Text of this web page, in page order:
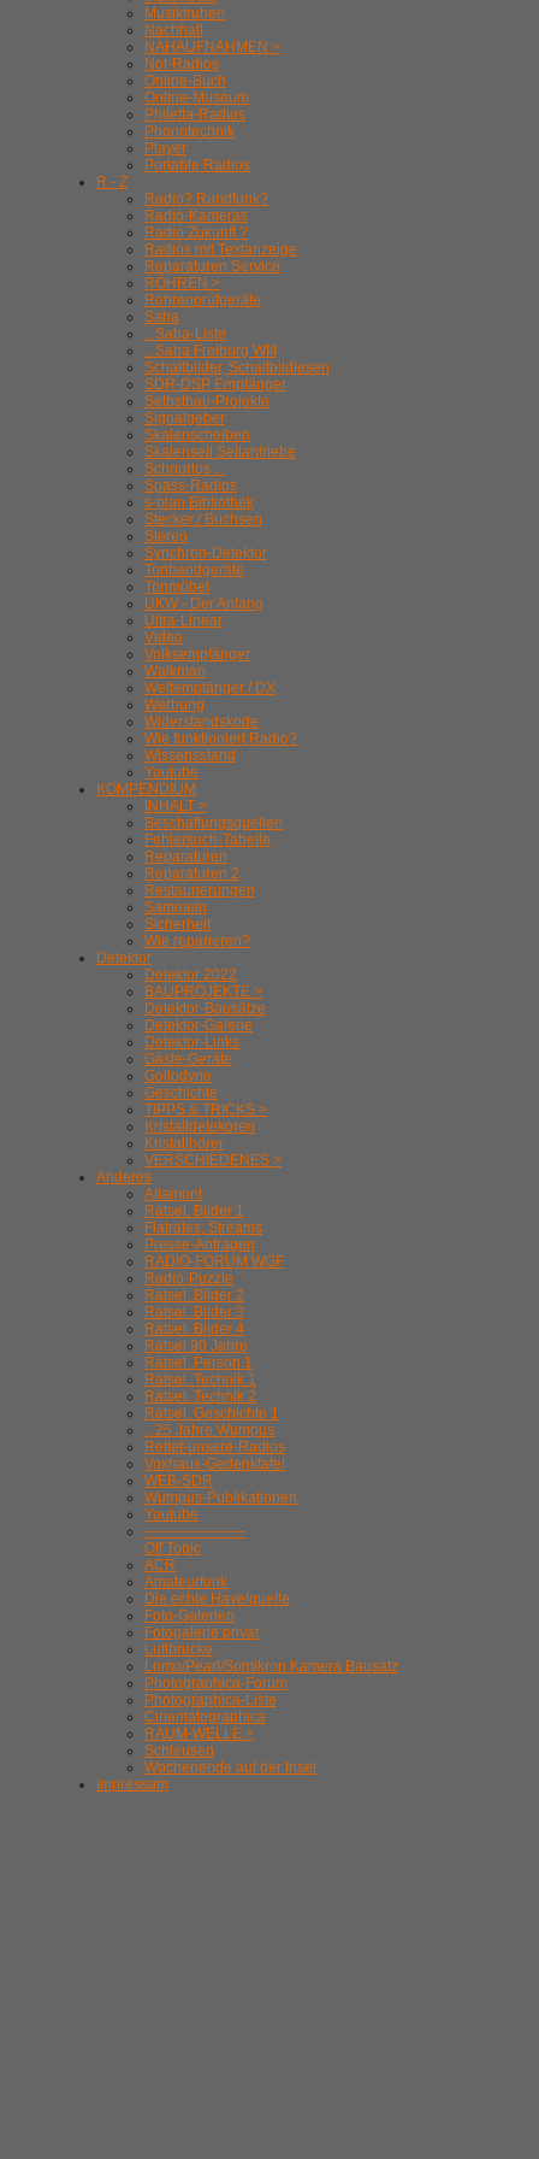
Musiktruhen
Nachhall
NAHAUFNAHMEN >
Not-Radios
Online-Buch
Online-Museum
Philetta-Radios
Phonotechnik
Player
Portable Radios
R - Z
Radio? Rundfunk?
Radio-Kameras
Radio Zukunft ?
Radios mit Textanzeige
Reparaturen Service
RÖHREN >
Röhrenprüfgeräte
Saba
.. Saba-Liste
.. Saba Freiburg WIII
Schaltbilder, Schaltbildlesen
SDR-DSP Empfänger
Selbstbau-Projekte
Signalgeber
Skalenscheiben
Skalenseil Seilantriebe
Schnurlos ...
Spass-Radios
s-plan Bibliothek
Stecker / Buchsen
Stereo
Synchron-Detektor
Tonbandgeräte
Tonmöbel
UKW - Der Anfang
Ultra-Linear
Video
Volksempfänger
Walkman
Weltempfänger / DX
Werbung
Widerstandskode
Wie funktioniert Radio?
Wissensstand
Youtube
KOMPENDIUM
INHALT >
Beschaffungsquellen
Fehlersuch-Tabelle
Reparaturen
Reparaturen 2
Restaurierungen
Sammeln
Sicherheit
Wie reparieren?
Detektor
Detektor 2022
BAUPROJEKTE >
Detektor-Bausätze
Detektor-Galerie
Detektor-Links
Gäste-Geräte
Gollodyne
Geschichte
TIPPS & TRICKS >
Kristalldetekoren
Kristallhörer
VERSCHIEDENES >
Anderes
Altamont
Rätsel. Bilder 1
Flatrates, Streams
Presse-Anfragen
RADIO-FORUM WGF
Radio-Puzzle
Rätsel. Bilder 2
Rätsel. Bilder 3
Rätsel. Bilder 4
Rätsel 90 Jahre
Rätsel. Person 1
Rätsel. Technik 1
Rätsel. Technik 2
Rätsel. Geschichte 1
.. 25 Jahre Wumpus
Rettet-unsere-Radios
Voxhaus-Gedenktafel
WEB-SDR
Wumpus-Publikationen
Youtube
---------------------
Off Topic
ACR
Amateurfunk
Die echte Havelquelle
Foto-Galerien
Fotogalerie privat
Luftbrücke
Lomo/Pearl/Somikron Kamera Bausatz
Photographica-Forum
Photographica-Liste
Cinematographica
RAUM-WELLE >
Schleusen
Wochenende auf der Insel
Impressum